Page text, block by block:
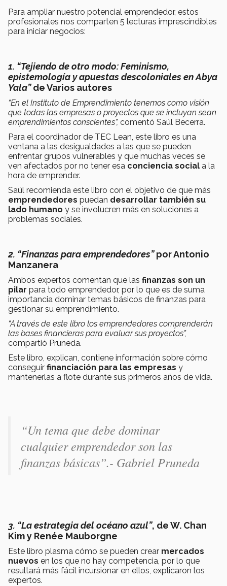
Para ampliar nuestro potencial emprendedor, estos
profesionales nos comparten 5 lecturas imprescindibles
para iniciar negocios:
1. “Tejiendo de otro modo: Feminismo,
epistemología y apuestas descoloniales en Abya
Yala”de Varios autores
“En el Instituto de Emprendimiento tenemos como visión
que todas las empresas o proyectos que se incluyan sean
emprendimientos conscientes”, comentó Saúl Becerra.
Para el coordinador de TEC Lean, este libro es una
ventana a las desigualdades a las que se pueden
enfrentar grupos vulnerables y que muchas veces se
ven afectados por no tener esa conciencia social a la
hora de emprender.
Saúl recomienda este libro con el objetivo de que más
emprendedores puedan desarrollar también su
lado humano y se involucren más en soluciones a
problemas sociales.
2. “Finanzas para emprendedores”por Antonio
Manzanera
Ambos expertos comentan que las finanzas son un
pilar para todo emprendedor, por lo que es de suma
importancia dominar temas básicos de finanzas para
gestionar su emprendimiento.
“A través de este libro los emprendedores comprenderán
las bases financieras para evaluar sus proyectos”,
compartió Pruneda.
Este libro, explican, contiene información sobre cómo
conseguir financiación para las empresas y
mantenerlas a flote durante sus primeros años de vida.
“Un tema que debe dominar
cualquier emprendedor son las
finanzas básicas”.- Gabriel Pruneda
3. “La estrategia del océano azul”, de W. Chan
Kim y Renée Mauborgne
Este libro plasma cómo se pueden crear mercados
nuevos en los que no hay competencia, por lo que
resultará más fácil incursionar en ellos, explicaron los
expertos.